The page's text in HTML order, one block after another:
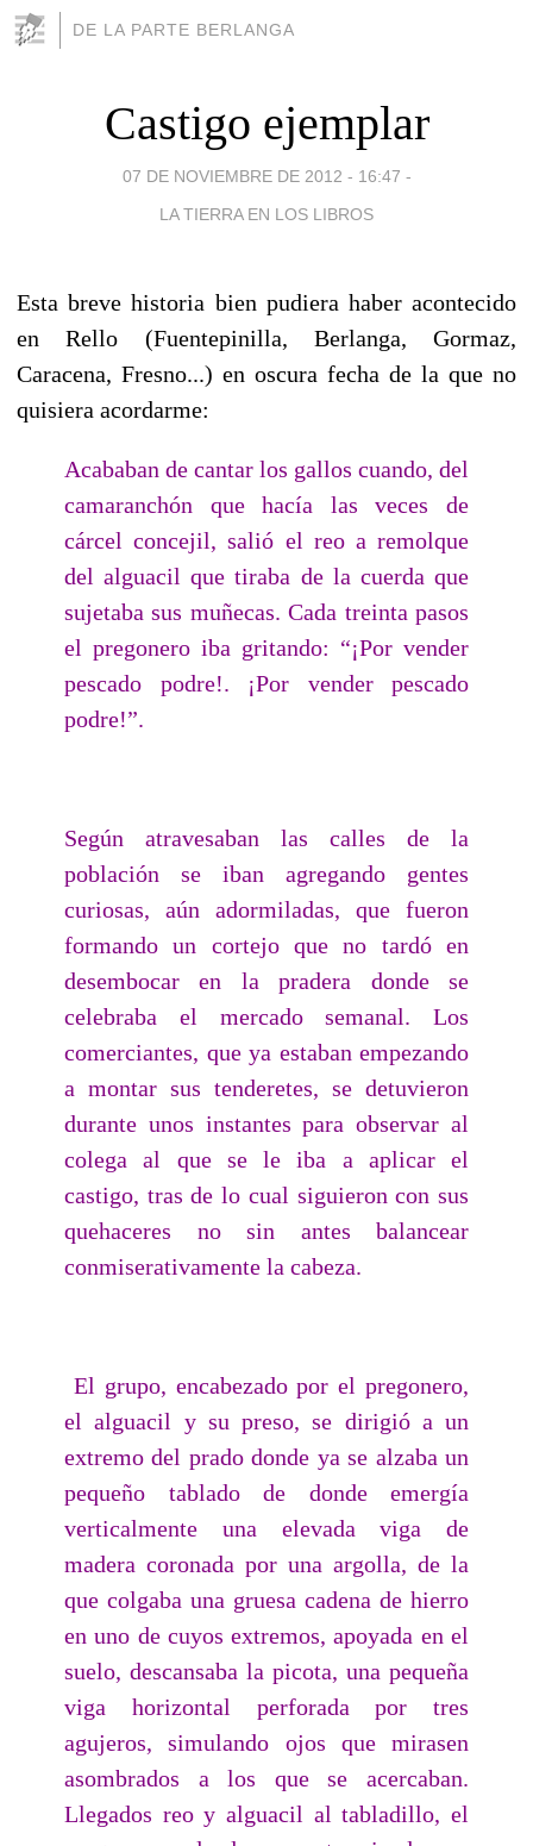
DE LA PARTE BERLANGA
Castigo ejemplar
07 DE NOVIEMBRE DE 2012 - 16:47 -
LA TIERRA EN LOS LIBROS
Esta breve historia bien pudiera haber acontecido
en Rello (Fuentepinilla, Berlanga, Gormaz,
Caracena, Fresno...) en oscura fecha de la que no
quisiera acordarme:
Acababan de cantar los gallos cuando, del
camaranchón que hacía las veces de
cárcel concejil, salió el reo a remolque
del alguacil que tiraba de la cuerda que
sujetaba sus muñecas. Cada treinta pasos
el pregonero iba gritando: “¡Por vender
pescado podre!. ¡Por vender pescado
podre!”.
Según atravesaban las calles de la
población se iban agregando gentes
curiosas, aún adormiladas, que fueron
formando un cortejo que no tardó en
desembocar en la pradera donde se
celebraba el mercado semanal. Los
comerciantes, que ya estaban empezando
a montar sus tenderetes, se detuvieron
durante unos instantes para observar al
colega al que se le iba a aplicar el
castigo, tras de lo cual siguieron con sus
quehaceres no sin antes balancear
conmiserativamente la cabeza.
El grupo, encabezado por el pregonero,
el alguacil y su preso, se dirigió a un
extremo del prado donde ya se alzaba un
pequeño tablado de donde emergía
verticalmente una elevada viga de
madera coronada por una argolla, de la
que colgaba una gruesa cadena de hierro
en uno de cuyos extremos, apoyada en el
suelo, descansaba la picota, una pequeña
viga horizontal perforada por tres
agujeros, simulando ojos que mirasen
asombrados a los que se acercaban.
Llegados reo y alguacil al tabladillo, el